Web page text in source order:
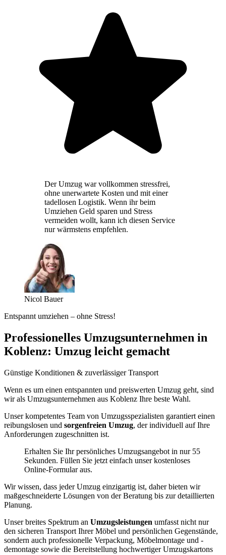
Der Umzug war vollkommen stressfrei,
ohne unerwartete Kosten und mit einer
tadellosen Logistik. Wenn ihr beim
Umziehen Geld sparen und Stress
vermeiden wollt, kann ich diesen Service
nur wärmstens empfehlen.
Nicol Bauer
Entspannt umziehen – ohne Stress!
Professionelles Umzugsunternehmen in
Koblenz: Umzug leicht gemacht
Günstige Konditionen & zuverlässiger Transport
Wenn es um einen entspannten und preiswerten Umzug geht, sind
wir als Umzugsunternehmen aus Koblenz Ihre beste Wahl.
Unser kompetentes Team von Umzugsspezialisten garantiert einen
reibungslosen und sorgenfreien Umzug, der individuell auf Ihre
Anforderungen zugeschnitten ist.
Erhalten Sie Ihr persönliches Umzugsangebot in nur 55
Sekunden. Füllen Sie jetzt einfach unser kostenloses
Online-Formular aus.
Wir wissen, dass jeder Umzug einzigartig ist, daher bieten wir
maßgeschneiderte Lösungen von der Beratung bis zur detaillierten
Planung.
Unser breites Spektrum an Umzugsleistungen umfasst nicht nur
den sicheren Transport Ihrer Möbel und persönlichen Gegenstände,
sondern auch professionelle Verpackung, Möbelmontage und -
demontage sowie die Bereitstellung hochwertiger Umzugskartons